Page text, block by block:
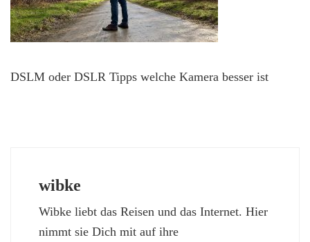
DSLM oder DSLR Tipps welche Kamera besser ist
wibke
Wibke liebt das Reisen und das Internet. Hier
nimmt sie Dich mit auf ihre